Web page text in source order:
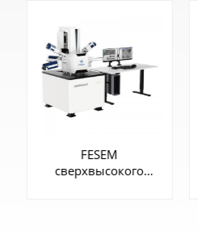
FESEM
сверхвысокого